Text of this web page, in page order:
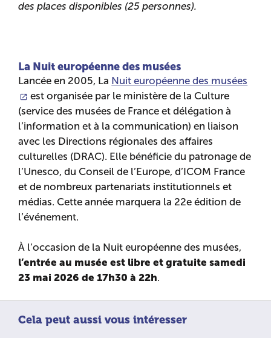
des places disponibles (25 personnes).
La Nuit européenne des musées
Lancée en 2005, La Nuit européenne des musées
est organisée par le ministère de la Culture
(service des musées de France et délégation à
l’information et à la communication) en liaison
avec les Directions régionales des affaires
culturelles (DRAC). Elle bénéficie du patronage de
l’Unesco, du Conseil de l’Europe, d’ICOM France
et de nombreux partenariats institutionnels et
médias. Cette année marquera la 22e édition de
l’événement.
À l’occasion de la Nuit européenne des musées,
l’entrée au musée est libre et gratuite samedi
23 mai 2026 de 17h30 à 22h.
Cela peut aussi vous intéresser